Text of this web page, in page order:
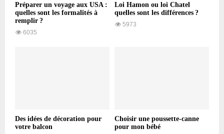
Préparer un voyage aux USA :
quelles sont les formalités à
remplir ?
6035
Loi Hamon ou loi Chatel
quelles sont les différences ?
5973
Des idées de décoration pour
votre balcon
Choisir une poussette-canne
pour mon bébé